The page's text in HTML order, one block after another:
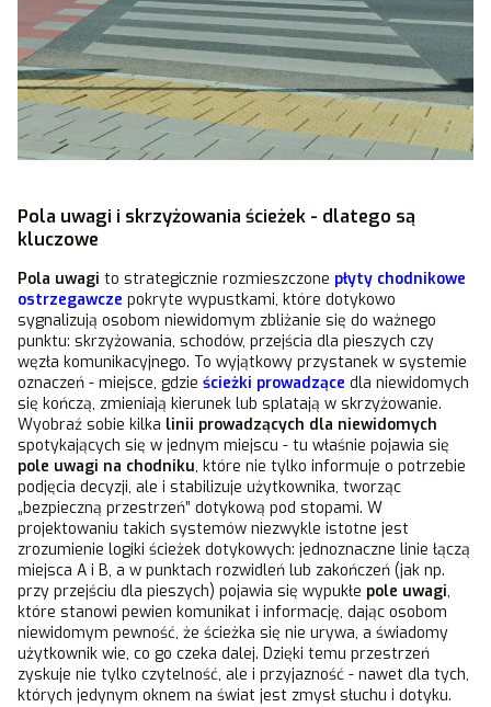
Pola uwagi i skrzyżowania ścieżek - dlatego są
kluczowe
Pola uwagi to strategicznie rozmieszczone płyty chodnikowe
ostrzegawcze pokryte wypustkami, które dotykowo
sygnalizują osobom niewidomym zbliżanie się do ważnego
punktu: skrzyżowania, schodów, przejścia dla pieszych czy
węzła komunikacyjnego. To wyjątkowy przystanek w systemie
oznaczeń - miejsce, gdzie ścieżki prowadzące dla niewidomych
się kończą, zmieniają kierunek lub splatają w skrzyżowanie.
Wyobraź sobie kilka linii prowadzących dla niewidomych
spotykających się w jednym miejscu - tu właśnie pojawia się
pole uwagi na chodniku, które nie tylko informuje o potrzebie
podjęcia decyzji, ale i stabilizuje użytkownika, tworząc
„bezpieczną przestrzeń” dotykową pod stopami. W
projektowaniu takich systemów niezwykle istotne jest
zrozumienie logiki ścieżek dotykowych: jednoznaczne linie łączą
miejsca A i B, a w punktach rozwidleń lub zakończeń (jak np.
przy przejściu dla pieszych) pojawia się wypukłe pole uwagi,
które stanowi pewien komunikat i informację, dając osobom
niewidomym pewność, że ścieżka się nie urywa, a świadomy
użytkownik wie, co go czeka dalej. Dzięki temu przestrzeń
zyskuje nie tylko czytelność, ale i przyjazność - nawet dla tych,
których jedynym oknem na świat jest zmysł słuchu i dotyku.